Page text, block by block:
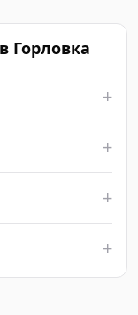
Горловка